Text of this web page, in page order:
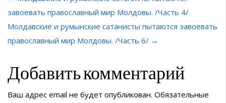
завоевать православный мир Молдовы. /Часть 4/
Молдавские и румынские сатанисты пытаются завоевать
православный мир Молдовы. /Часть 6/ →
Добавить комментарий
Ваш адрес email не будет опубликован. Обязательные